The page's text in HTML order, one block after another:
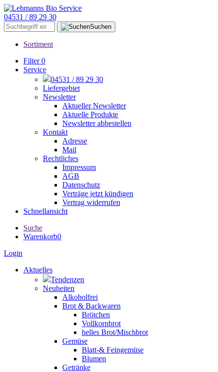
04531 / 89 29 30
Suchen
Sortiment
Filter 0
Service
04531 / 89 29 30
Liefergebiet
Newsletter
Aktueller Newsletter
Aktuelle Produkte
Newsletter abbestellen
Kontakt
Adresse
Mail
Rechtliches
Impressum
AGB
Datenschutz
Verträge jetzt kündigen
Vertrag widerrufen
Schnellansicht
Suche
Warenkorb0
Login
Aktuelles
Tendenzen
Neuheiten
Alkoholfrei
Brot & Backwaren
Brötchen
Vollkornbrot
helles Brot/Mischbrot
Gemüse
Blatt-& Feingemüse
Blumen
Getränke